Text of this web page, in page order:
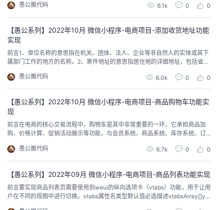
市（县区）名、乡镇（街道）名、门牌号码、企事业单位名等几部分组成。由
于拼写起来很长，为醒目起见，各个层次之间可以用逗号（，）隔开。扩展资
愚公搬代码 6.1k 0 0
【愚公系列】2022年10月 微信小程序-电商项目-添加收货地址功能
实现
前言1、单位名称的意思指在机关、团体、法人、企业等非自然人的实体或其下
属部门工作的地方的名称。2、寄件地址的意思指居住地的详细地址，包括省、
市（县区）名、乡镇（街道）名、门牌号码、企事业单位名等几部分组成。由
于拼写起来很长，为醒目起见，各个层次之间可以用逗号（，）隔开。扩展资
愚公搬代码 6.0k 0 0
【愚公系列】2022年10月 微信小程序-电商项目-商品购物车功能实
现
前言在电商的核心交易流程中，购物车是其中非常重要的一环，它承担商品加
购、价格计算、促销活动展示等功能，与会员系统、商品系统、库存系统、订
ops参数说明类型默认值safe-area-inset-bottom是否为 iPhoneX 留出底部安
全距离booleantrueGoodsAction...
愚公搬代码 6.7k 0 0
【愚公系列】2022年09月 微信小程序-电商项目-商品列表功能实现
前言要实现商品列表页需要使用到weui的纵向选项卡（vtabs）功能，用于让用
户在不同的视图中进行切换。vtabs属性名类型默认值必选描述vtabsArray[]ye